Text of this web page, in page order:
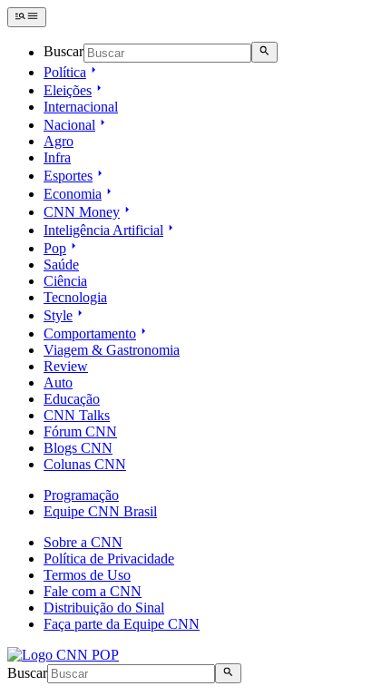
Buscar
Política
Eleições
Internacional
Nacional
Agro
Infra
Esportes
Economia
CNN Money
Inteligência Artificial
Pop
Saúde
Ciência
Tecnologia
Style
Comportamento
Viagem & Gastronomia
Review
Auto
Educação
CNN Talks
Fórum CNN
Blogs CNN
Colunas CNN
Programação
Equipe CNN Brasil
Sobre a CNN
Política de Privacidade
Termos de Uso
Fale com a CNN
Distribuição do Sinal
Faça parte da Equipe CNN
Buscar